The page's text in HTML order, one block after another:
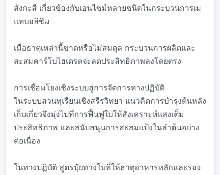
สังกะสี เกี่ยวข้องกับเอนไซม์หลายชนิดในกระบวนการเม
แทบอลิซึม
เมื่อธาตุเหล่านี้ขาดหรือไม่สมดุล กระบวนการผลิตและ
สะสมคาร์โบไฮเดรตจะลดประสิทธิภาพลงโดยตรง
การเชื่อมโยงเชิงระบบสู่การจัดการทางปฏิบัติ
ในระบบสวนทุเรียนเชิงสรีรวิทยา แนวคิดการบำรุงต้นหลัง
เก็บเกี่ยวจึงมุ่งไปที่การฟื้นฟูใบให้สังเคราะห์แสงเต็ม
ประสิทธิภาพ และสนับสนุนการสะสมแป้งในลำต้นอย่าง
ต่อเนื่อง
ในทางปฏิบัติ สูตรปุ๋ยทางใบที่ให้ธาตุอาหารหลักและรอง